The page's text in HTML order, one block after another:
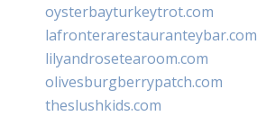
oysterbayturkeytrot.com
lafronterarestauranteybar.com
lilyandrosetearoom.com
olivesburgberrypatch.com
theslushkids.com